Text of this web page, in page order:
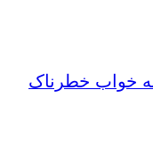
خواب خطرناک